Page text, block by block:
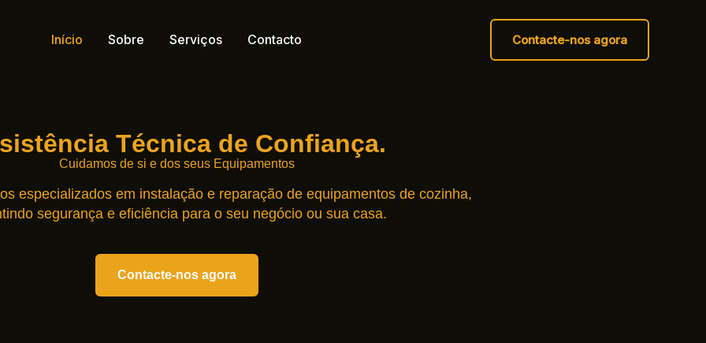
Início Sobre Serviços Contacto Contacte-nos agora
Técnica de Confiança.
Cuidamos de si e dos seus Equipamentos
especializados em instalação e reparação de equipamentos de cozinha,
segurança e eficiência para o seu negócio ou sua casa.
Contacte-nos agora